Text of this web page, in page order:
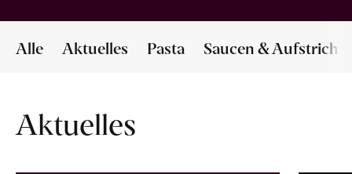
Alle Aktuelles Pasta Saucen & Aufstriche
Aktuelles